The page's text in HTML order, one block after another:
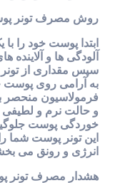
روش مصرف تونر
ابتدا پوست خود را
آلودگی ها و آلاینده
سپس مقداری از تونر
به آرامی روی پوست
فرمولاسیون
و حالت نرم و
خوردگی پوست
این تونر پوست شما
انرژی و رونق می
هشدار مصرف تونر